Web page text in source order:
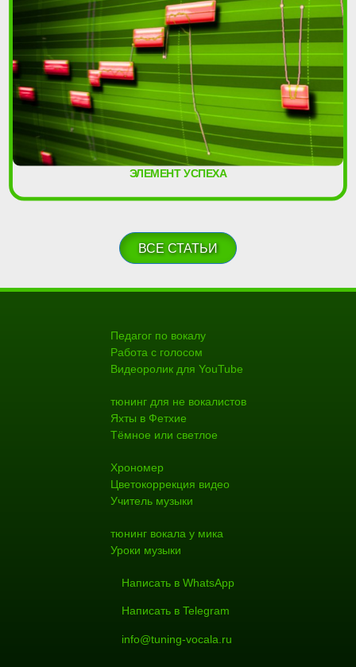
ЭЛЕМЕНТ УСПЕХА
ВСЕ СТАТЬИ
Педагог по вокалу
Работа с голосом
Видеоролик для YouTube
тюнинг для не вокалистов
Яхты в Фетхие
Тёмное или светлое
Хрономер
Цветокоррекция видео
Учитель музыки
тюнинг вокала у мика
Уроки музыки
Написать в WhatsApp
Написать в Telegram
info@tuning-vocala.ru